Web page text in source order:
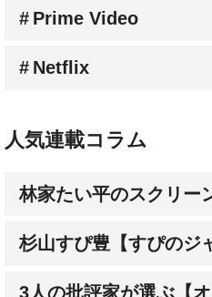
Netflix
林家たい平のスクリー
杉山すぴ豊【すぴのジ
3人の批評家が選ぶ【